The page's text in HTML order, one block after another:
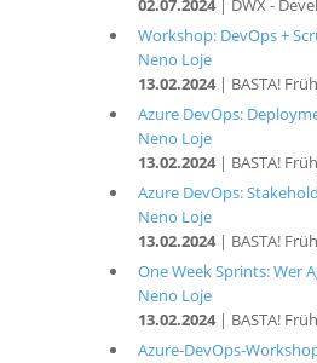
02.07.2024| DWX -
Workshop: DevOps +
Neno Loje
13.02.2024| BASTA!
Azure DevOps:
Neno Loje
13.02.2024| BASTA!
Azure DevOps:
Neno Loje
13.02.2024| BASTA!
One Week Sprints: Wer
Neno Loje
13.02.2024| BASTA!
Azure-DevOps-